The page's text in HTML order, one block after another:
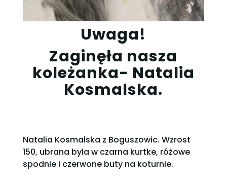
Uwaga!
Zaginęła nasza
koleżanka- Natalia
Kosmalska.
Natalia Kosmalska z Boguszowic. Wzrost
150, ubrana byla w czarna kurtke, różowe
spodnie i czerwone buty na koturnie.